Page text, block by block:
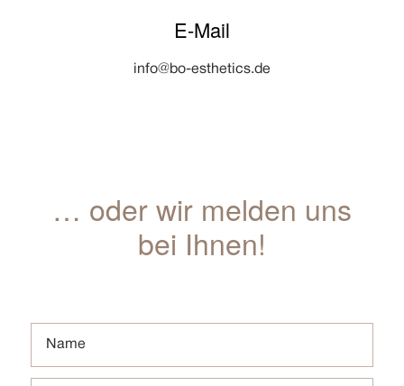
E-Mail
info@bo-esthetics.de
… oder wir melden uns
bei Ihnen!